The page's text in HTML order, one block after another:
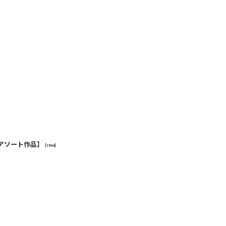
ート作品】 1994]